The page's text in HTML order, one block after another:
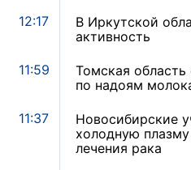
12:17
В Иркутской
активность
11:59
Томская
по надоям
11:37
Новосибирские
холодную
лечения рака